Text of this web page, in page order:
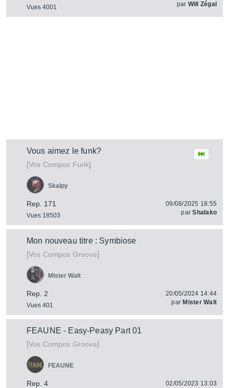
Vues 4001
par Will Zégal
Vous aimez le funk?
[Vos Compos Funk]
Rep. 171
Vues 18503
Skalpy
09/08/2025 18:55
parShalako
Mon nouveau titre : Symbiose
[Vos Compos Groove]
Rep. 2
Vues 401
Mister Walt
20/05/2024 14:44
par Mister Walt
FEAUNE - Easy-Peasy Part 01
[Vos Compos Groove]
Rep. 4
FEAUNE
02/05/2023 13:03